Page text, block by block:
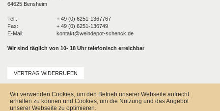
64625 Bensheim
Tel.:
+ 49 (0) 6251-1367767
Fax:
+ 49 (0) 6251-136749
E-Mail:
kontakt@weindepot-schenck.de
Wir sind täglich von 10- 18 Uhr telefonisch erreichbar
VERTRAG WIDERRUFEN
Versandkosten
Kontakt
Wir verwenden Cookies, um den Betrieb unserer Webseite aufrecht
erhalten zu können und Cookies, um die Nutzung und das Angebot
unserer Webseite zu optimieren.